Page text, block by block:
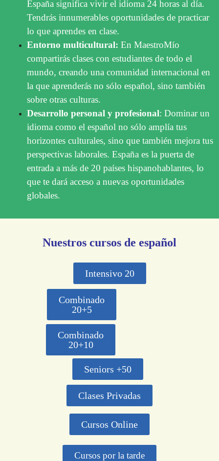
España significa vivir el idioma 24 horas al día.
Tendrás innumerables oportunidades de practicar
lo que aprendes en clase.
Entorno multicultural: En MaestroMío
compartirás clases con estudiantes de todo el
mundo, creando una comunidad internacional en
la que aprenderás no sólo español, sino también
sobre otras culturas.
Desarrollo personal y profesional: Dominar un
idioma como el español no sólo amplía tus
horizontes culturales, sino que también mejora tus
perspectivas laborales. España es la puerta de
entrada a más de 20 países hispanohablantes, lo
que te dará acceso a nuevas oportunidades
globales.
Nuestros cursos de español
Intensivo 20
Combinado
20+5
Combinado
20+10
Seniors +50
Clases Privadas
Cursos Online
Cursos por la tarde